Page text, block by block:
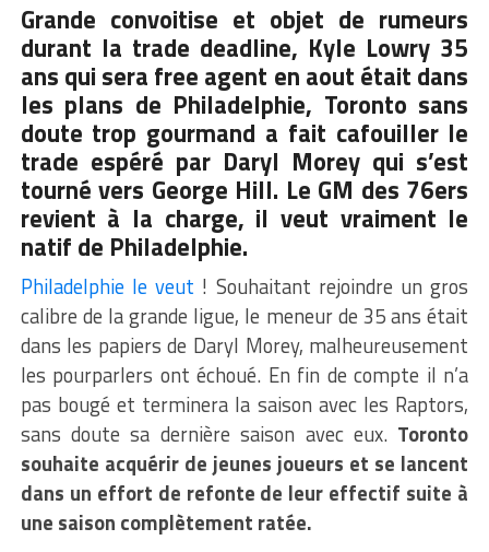
Grande convoitise et objet de rumeurs
durant la trade deadline, Kyle Lowry 35
ans qui sera free agent en aout était dans
les plans de Philadelphie, Toronto sans
doute trop gourmand a fait cafouiller le
trade espéré par Daryl Morey qui s’est
tourné vers George Hill. Le GM des 76ers
revient à la charge, il veut vraiment le
natif de Philadelphie.
Philadelphie le veut ! Souhaitant rejoindre un gros
calibre de la grande ligue, le meneur de 35 ans était
dans les papiers de Daryl Morey, malheureusement
les pourparlers ont échoué. En fin de compte il n’a
pas bougé et terminera la saison avec les Raptors,
sans doute sa dernière saison avec eux.Toronto
souhaite acquérir de jeunes joueurs et se lancent
dans un effort de refonte de leur effectif suite à
une saison complètement ratée.